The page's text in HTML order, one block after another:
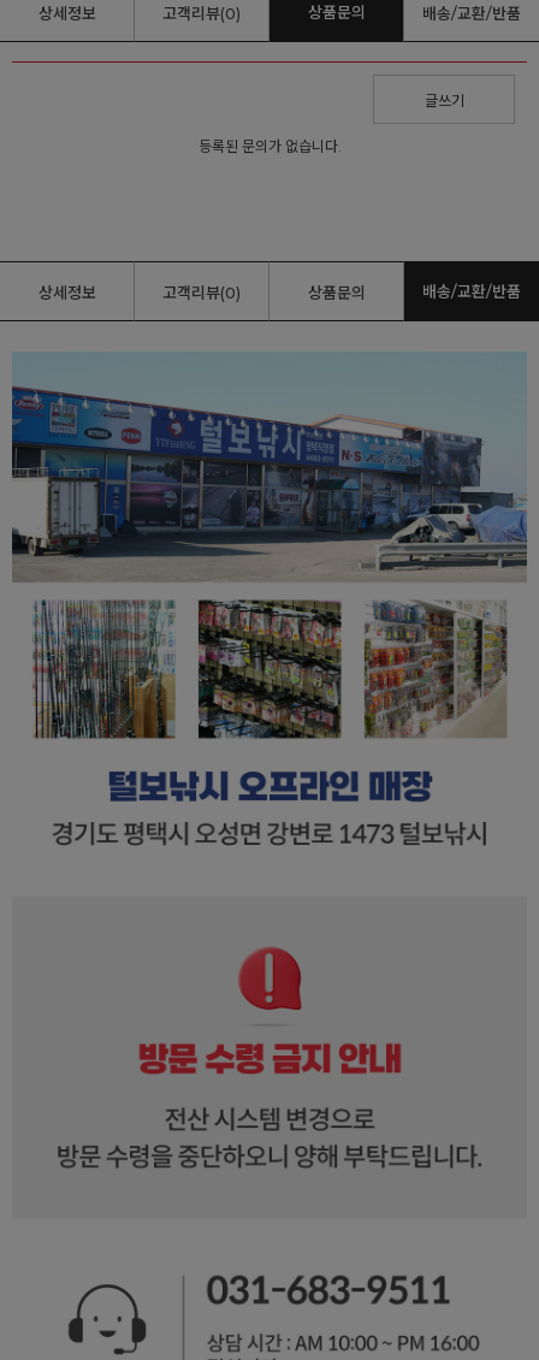
상세정보 고객리뷰(0) 상품문의 배송/교환/반품
글쓰기
등록된 문의가 없습니다.
상세정보 고객리뷰(0) 상품문의 배송/교환/반품